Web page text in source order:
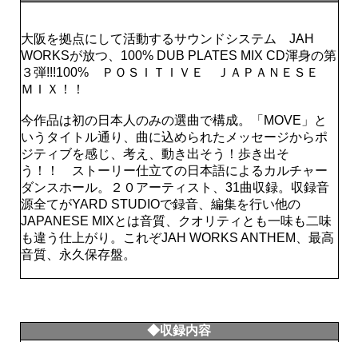
大阪を拠点にして活動するサウンドシステム JAH
WORKSが放つ、100% DUB PLATES MIX CD渾身の第
３弾!!!100% ＰＯＳＩＴＩＶＥ ＪＡＰＡＮＥＳＥ
ＭＩＸ！！
今作品は初の日本人のみの選曲で構成。「MOVE」と
いうタイトル通り、曲に込められたメッセージからポ
ジティブを感じ、考え、動き出そう！歩き出そ
う！！ ストーリー仕立ての日本語によるカルチャー
ダンスホール。２０アーティスト、31曲収録。収録音
源全てがYARD STUDIOで録音、編集を行い他の
JAPANESE MIXとは音質、クオリティとも一味も二味
も違う仕上がり。これぞJAH WORKS ANTHEM、最高
音質、永久保存盤。
◆収録内容